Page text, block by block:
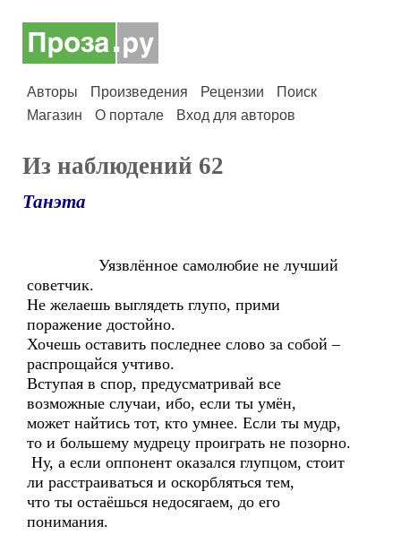
Авторы Произведения Рецензии
Поиск
Магазин
О портале Вход для авторов
Из наблюдений 62
Танэта
Уязвлённое самолюбие не лучший
советчик.
Не желаешь выглядеть глупо, прими
поражение достойно.
Хочешь оставить последнее слово за собой –
распрощайся учтиво.
Вступая в спор, предусматривай все
возможные случаи, ибо, если ты умён,
может найтись тот, кто умнее. Если ты мудр,
то и большему мудрецу проиграть не позорно.
Ну, а если оппонент оказался глупцом, стоит
ли расстраиваться и оскорбляться тем,
что ты остаёшься недосягаем, до его
понимания.